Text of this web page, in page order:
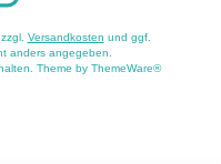
Versandkosten und ggf.
anders angegeben.
Theme by ThemeWare®